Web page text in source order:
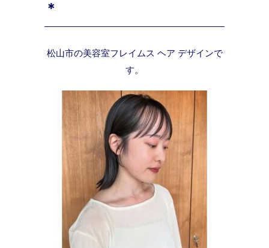
＊
松山市の美容室フレイムス ヘア デザインで
す。